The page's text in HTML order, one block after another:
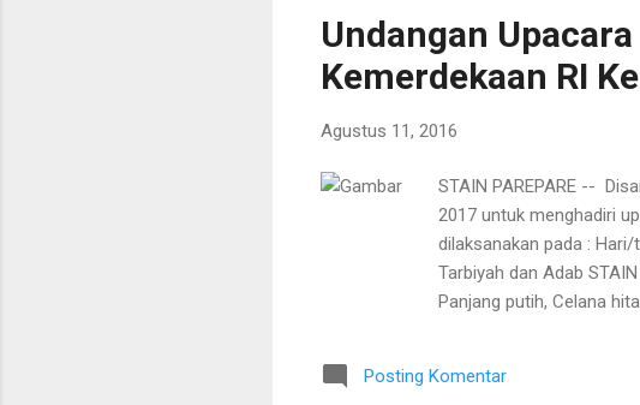
Undangan
Kemerdekaan RI
Agustus 11, 2016
STAIN PAREPARE --
2017 untuk menghadiri
dilaksanakan pada :
Tarbiyah dan Adab
Panjang putih,
An.
Posting Komentar